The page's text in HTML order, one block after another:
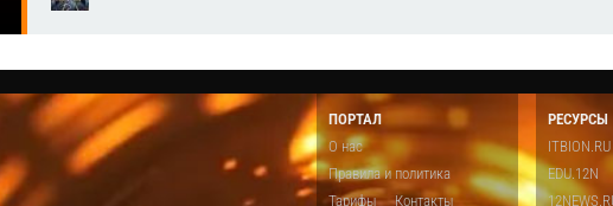
ПОРТАЛ
О нас
Правила и политика
Тарифы
Контакты
РЕСУРСЫ
ITBION.RU
EDU.12N